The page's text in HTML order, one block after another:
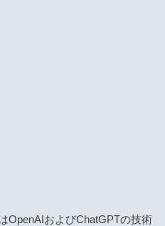
OpenAIおよびChatGPTの技術